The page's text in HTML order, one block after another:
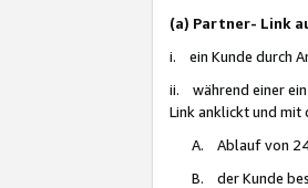
(a) Partner- Link
i. ein Kunde durch
ii. während einer
Link anklickt und mit
A. Ablauf von 24
B. der Kunde